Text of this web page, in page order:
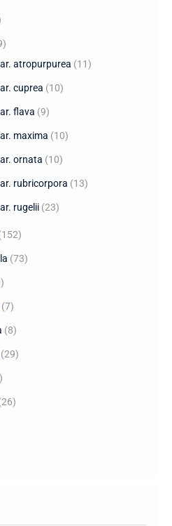
atropurpurea (11)
cuprea (10)
flava (9)
maxima (10)
ornata (10)
rubricorpora (13)
rugelii (23)
(73)
(7)
(8)
(29)